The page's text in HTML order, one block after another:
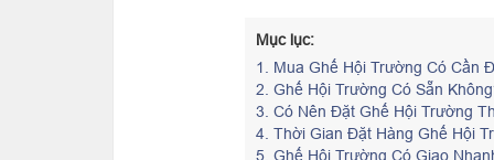
Mục lục:
1.
Mua Ghế Hội Trường Có Cần
2. Ghế Hội Trường Có Sẵn
3. Có Nên Đặt Ghế Hội Trường
4. Thời Gian Đặt Hàng Ghế Hội
5. Ghế Hội Trường Có Giao